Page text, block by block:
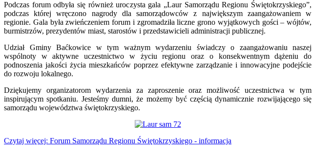
Podczas forum odbyła się również uroczysta gala „Laur Samorządu Regionu Świętokrzyskiego”,
podczas której wręczono nagrody dla samorządowców z największym zaangażowaniem w
regionie. Gala była zwieńczeniem forum i zgromadziła liczne grono wyjątkowych gości – wójtów,
burmistrzów, prezydentów miast, starostów i przedstawicieli administracji publicznej.
Udział Gminy Baćkowice w tym ważnym wydarzeniu świadczy o zaangażowaniu naszej
wspólnoty w aktywne uczestnictwo w życiu regionu oraz o konsekwentnym dążeniu do
podnoszenia jakości życia mieszkańców poprzez efektywne zarządzanie i innowacyjne podejście
do rozwoju lokalnego.
Dziękujemy organizatorom wydarzenia za zaproszenie oraz możliwość uczestnictwa w tym
inspirującym spotkaniu. Jesteśmy dumni, że możemy być częścią dynamicznie rozwijającego się
samorządu województwa świętokrzyskiego.
Czytaj więcej: Forum Samorządu Regionu Świętokrzyskiego - informacja